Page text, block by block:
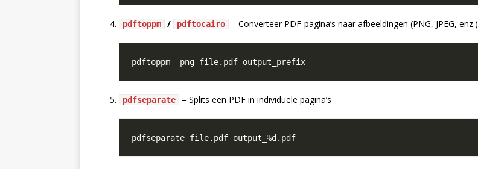
pdftoppm / pdftocairo – Converteer PDF-pagina’s naar afbeeldingen (PNG, JPEG, enz.)
pdfseparate – Splits een PDF in individuele pagina’s